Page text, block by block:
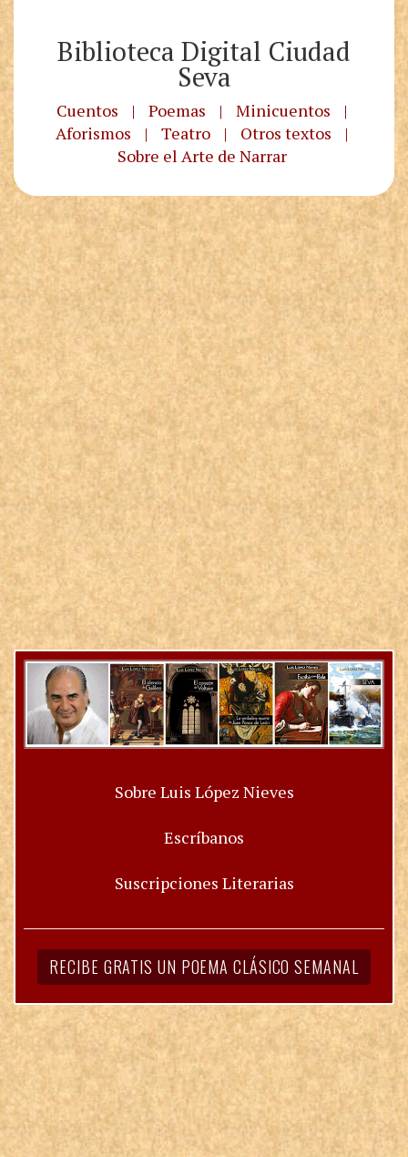
Biblioteca Digital Ciudad
Seva
Cuentos | Poemas | Minicuentos
|
Aforismos
| Teatro | Otros textos
|
Sobre el Arte de Narrar
Sobre Luis López Nieves
Escríbanos
Suscripciones Literarias
RECIBE GRATIS UN POEMA CLÁSICO SEMANAL